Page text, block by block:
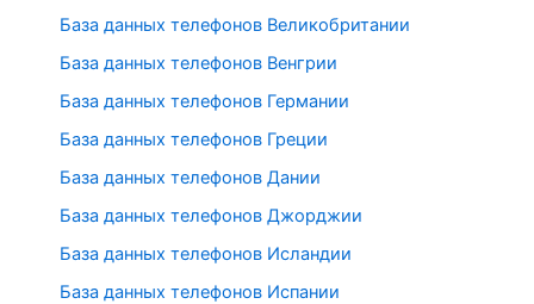
База данных телефонов Великобритании
База данных телефонов Венгрии
База данных телефонов Германии
База данных телефонов Греции
База данных телефонов Дании
База данных телефонов Джорджии
База данных телефонов Исландии
База данных телефонов Испании